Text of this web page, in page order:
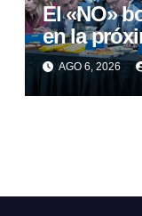
El «NO»
en la
Latina
AGO 6, 2026